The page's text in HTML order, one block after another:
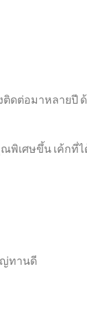
ติดต่อมาหลายปี
พิเศษขึ้น เค้กที่
ญ่ทานดี